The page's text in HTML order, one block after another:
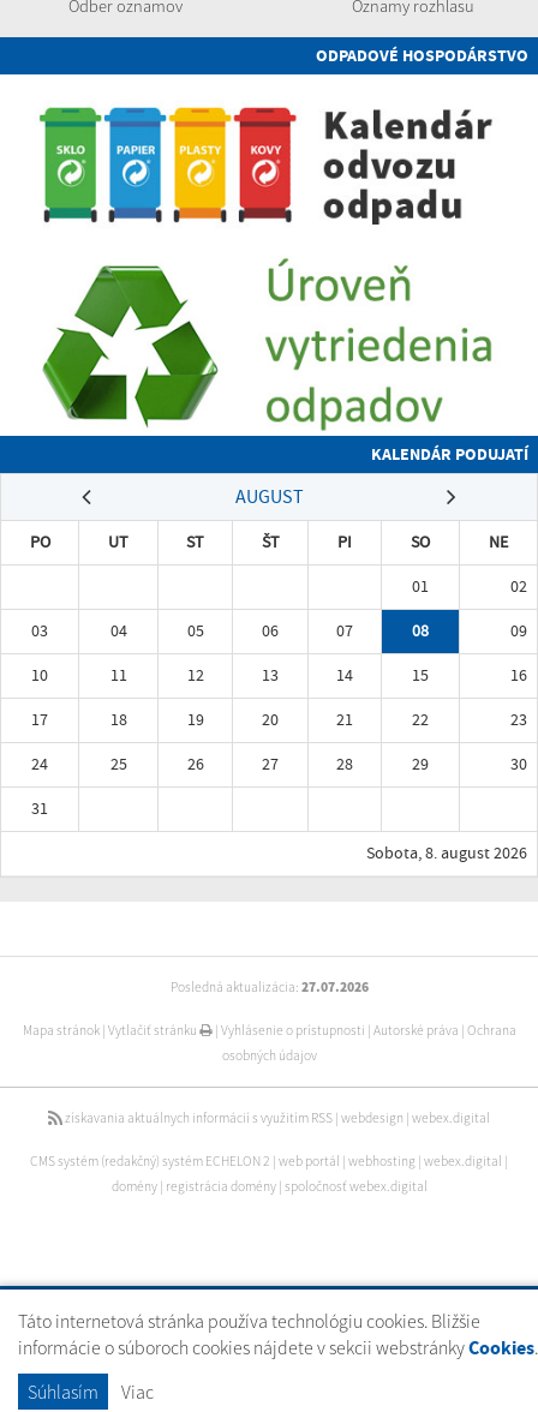
Táto internetová stránka používa technológiu cookies. Bližšie
informácie o súboroch cookies nájdete v sekcii webstránkyCookies.
Súhlasím
Viac
Odber oznamov Oznamy rozhlasu
ODPADOVÉ HOSPODÁRSTVO
KALENDÁR PODUJATÍ
AUGUST
PO UT ST ŠT PI SO
NE
01
02
03
04 05 06 07 08
09
10
11 12 13 14 15
16
17
18 19 20 21 22
23
24
25 26 27 28 29
30
31
Sobota, 8. august 2026
Posledná aktualizácia: 27.07.2026
Mapa stránok| Vytlačiť stránku | Vyhlásenie o prístupnosti Autorské práva Ochrana
osobných údajov
získavania aktuálnych informácií s využitím RSS webdesign webex.digital
CMS systém (redakčný) systém ECHELON 2 web portál webhosting webex.digital
domény| registrácia domény| spoločnosť webex.digital